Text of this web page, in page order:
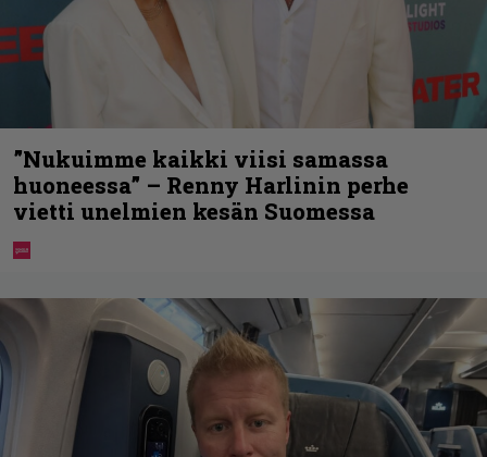
”Nukuimme kaikki viisi samassa
huoneessa” – Renny Harlinin perhe
vietti unelmien kesän Suomessa